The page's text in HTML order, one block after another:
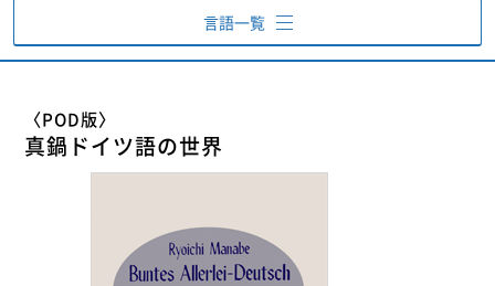
言語一覧
ドイツ語
〈POD版〉
真鍋ドイツ語の世界